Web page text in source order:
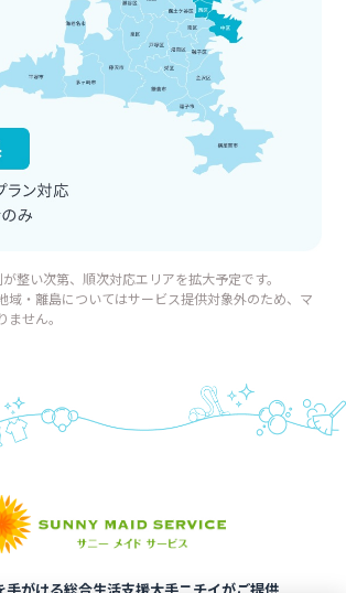
整い次第、順次対応エリアを拡大予定です。
域・離島についてはサービス提供対象外のため、マ
せん。